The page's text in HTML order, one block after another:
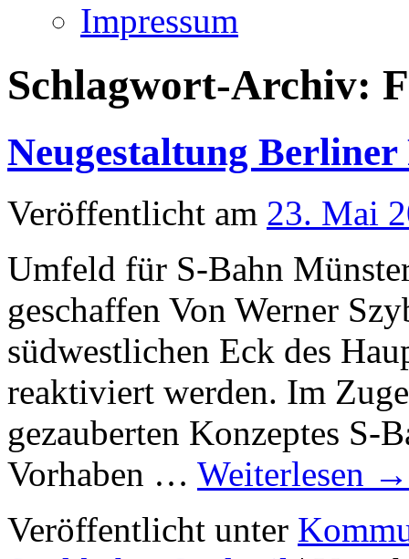
Impressum
Schlagwort-Archiv:
Neugestaltung Berliner
Veröffentlicht am 23. Mai
Umfeld für S-Bahn
geschaffen Von Werner
südwestlichen Eck des
reaktiviert werden. Im
gezauberten Konzeptes S-
Vorhaben … Weiterlesen →
Veröffentlicht unter